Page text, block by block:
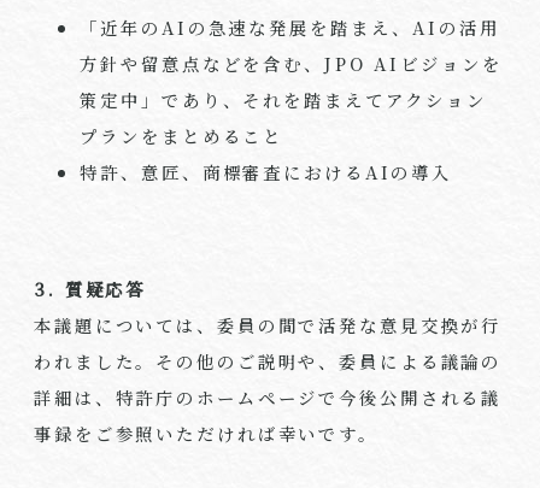
「近年のAIの急速な発展を踏まえ、AIの活用
方針や留意点などを含む、JPO AIビジョンを
策定中」であり、それを踏まえてアクション
プランをまとめること
特許、意匠、商標審査におけるAIの導入
3. 質疑応答
本議題については、委員の間で活発な意見交換が行
われました。その他のご説明や、委員による議論の
詳細は、特許庁のホームページで今後公開される議
事録をご参照いただければ幸いです。